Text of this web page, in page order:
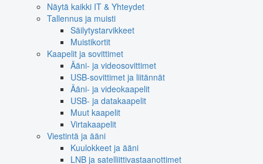
Näytä kaikki IT & Yhteydet
Tallennus ja muisti
Säilytystarvikkeet
Muistikortit
Kaapelit ja sovittimet
Ääni- ja videosovittimet
USB-sovittimet ja liitännät
Ääni- ja videokaapelit
USB- ja datakaapelit
Muut kaapelit
Virtakaapelit
Viestintä ja ääni
Kuulokkeet ja ääni
LNB ja satelliittivastaanottimet